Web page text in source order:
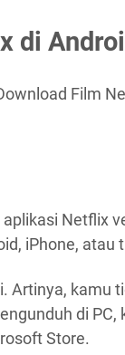
di
Film
Netflix
iPhone, atau
Artinya, kamu
di PC,
Store.